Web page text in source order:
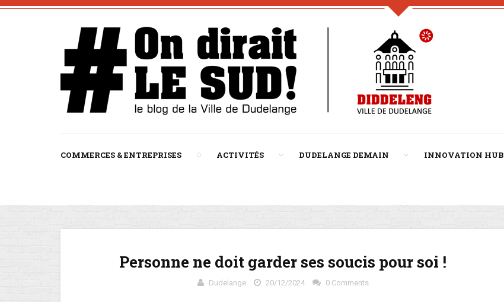
COMMERCES & ENTREPRISES ACTIVITÉS DUDELANGE DEMAIN INNOVATION HUB
Personne ne doit garder ses soucis pour soi !
Dudelange 20/12/2024 0 Comments